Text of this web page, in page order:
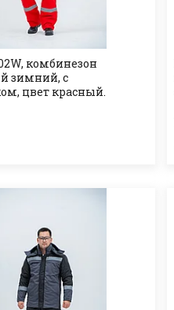
комбинезон
зимний, с
цвет красный.